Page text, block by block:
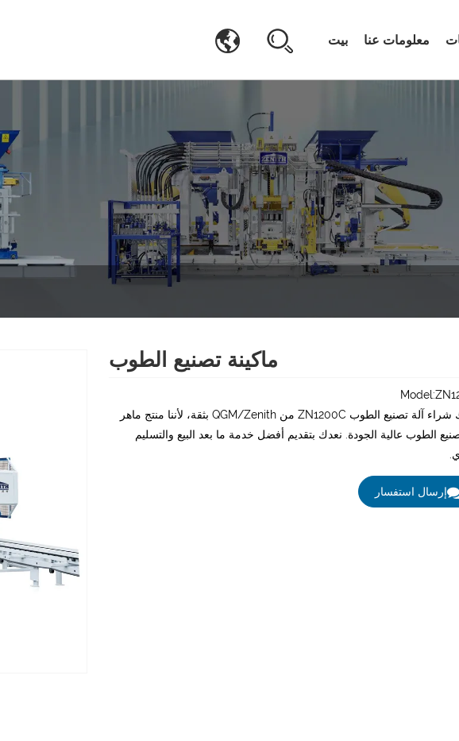
بيت معلومات عنا
ماكينة تصنيع الطوب
يمكنك شراء آلة تصنيع الطوب ZN1200C من QGM/Zenith بثقة، لأننا منتج ماهر
الطوب عالية الجودة. نعدك بتقديم أفضل خدمة ما بعد البيع والتسليم
إرسال استفسار